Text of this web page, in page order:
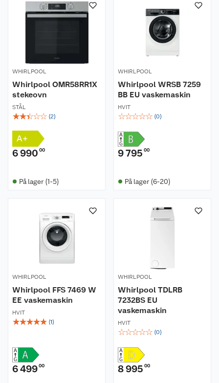
WHIRLPOOL
Whirlpool OMR58RR1X
stekeovn
STÅL
☆☆☆☆☆ (2)
A+
6 990 00
På lager (1-5)
WHIRLPOOL
Whirlpool WRSB 7259
BB EU vaskemaskin
HVIT
☆☆☆☆☆ (0)
9 795 00
På lager (6-20)
WHIRLPOOL
Whirlpool FFS 7469 W
EE vaskemaskin
HVIT
☆☆☆☆☆ (1)
6 49900
WHIRLPOOL
Whirlpool TDLRB
7232BS EU
vaskemaskin
HVIT
☆☆☆☆☆ (0)
8 995 00